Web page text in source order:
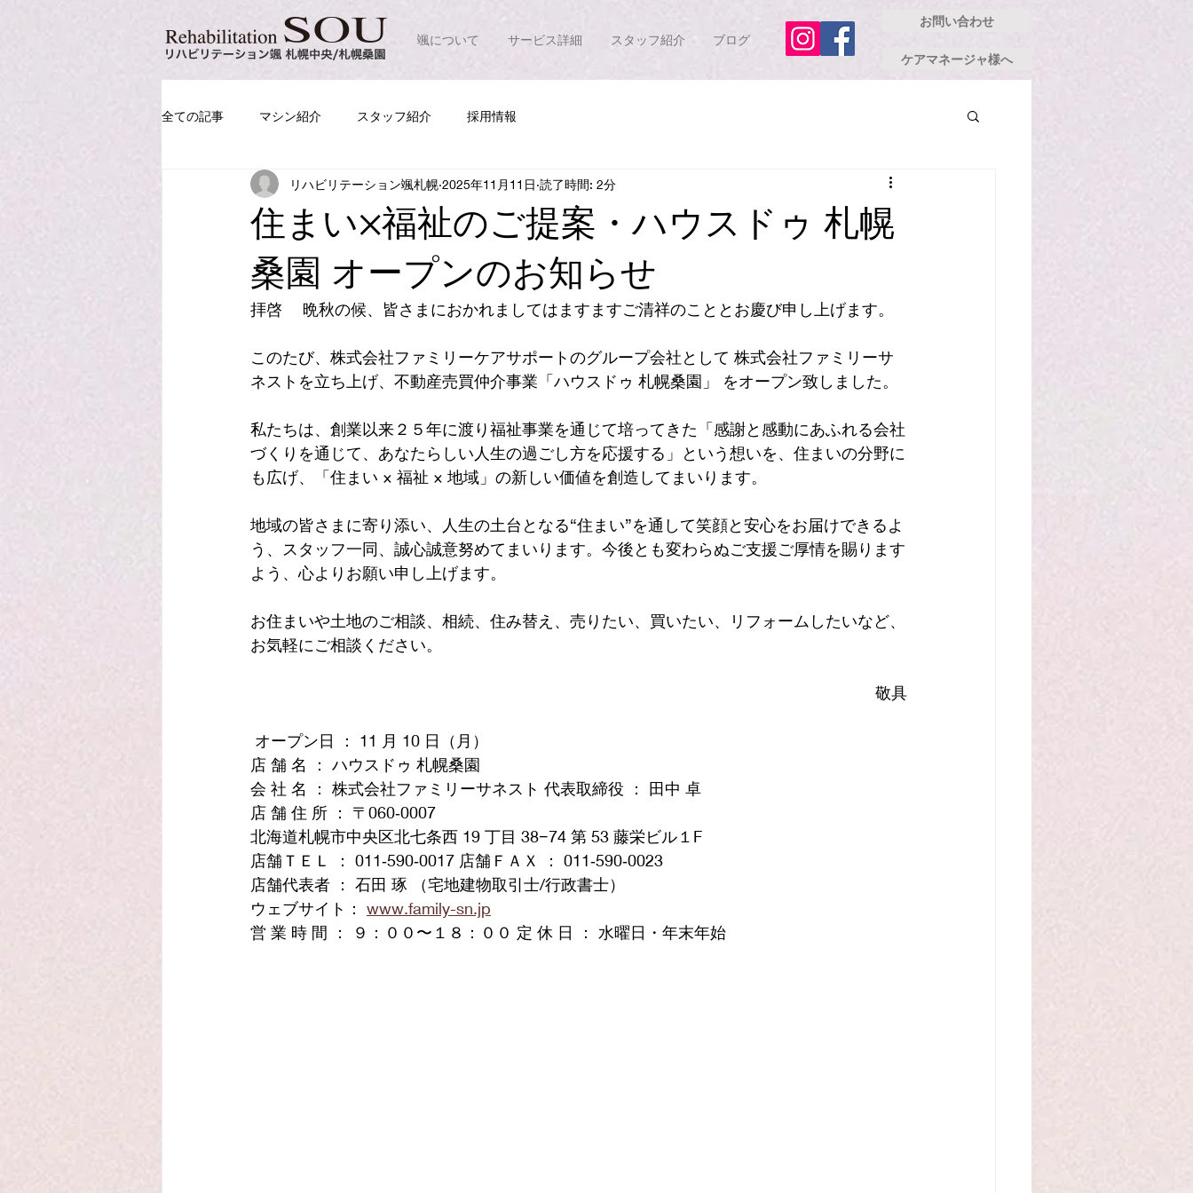
颯について サービス詳細 スタッフ紹介 ブログ
お問い合わせ
ケアマネージャ様へ
全ての記事 マシン紹介 スタッフ紹介 採用情報
住まい×福祉のご提案・ハウスドゥ 札幌
桑園 オープンのお知らせ
リハビリテーション颯札幌 2025年11月11日 読了時間: 2分
拝啓 　晩秋の候、皆さまにおかれましてはますますご清祥のこととお慶び申し上げます。
このたび、株式会社ファミリーケアサポートのグループ会社として 株式会社ファミリーサ
ネストを⽴ち上げ、不動産売買仲介事業「ハウスドゥ 札幌桑園」 をオープン致しました。
私たちは、創業以来２５年に渡り福祉事業を通じて培ってきた「感謝と感動にあふれる会社
づくりを通じて、あなたらしい⼈⽣の過ごし⽅を応援する」という想いを、住まいの分野に
も広げ、「住まい × 福祉 × 地域」の新しい価値を創造してまいります。
地域の皆さまに寄り添い、⼈⽣の⼟台となる“住まい”を通して笑顔と安⼼をお届けできるよ
う、スタッフ⼀同、誠⼼誠意努めてまいります。今後とも変わらぬご⽀援ご厚情を賜ります
よう、⼼よりお願い申し上げます。
お住まいや土地のご相談、相続、住み替え、売りたい、買いたい、リフォームしたいなど、
お気軽にご相談ください。
敬具
オープン⽇ ： 11 ⽉ 10 ⽇（⽉）
店 舗 名 ： ハウスドゥ 札幌桑園
会 社 名 ： 株式会社ファミリーサネスト 代表取締役 ： ⽥中 卓
店 舗 住 所 ： 〒060‐0007
北海道札幌市中央区北七条⻄ 19 丁⽬ 38−74 第 53 藤栄ビル１F
店舗ＴＥＬ ： 011‐590‐0017 店舗ＦＡＸ ： 011‐590‐0023
店舗代表者 ： ⽯⽥ 琢 （宅地建物取引⼠/⾏政書⼠）
ウェブサイト： www.family-sn.jp
営 業 時 間 ： ９：００〜１８：００ 定 休 ⽇ ： ⽔曜⽇・年末年始